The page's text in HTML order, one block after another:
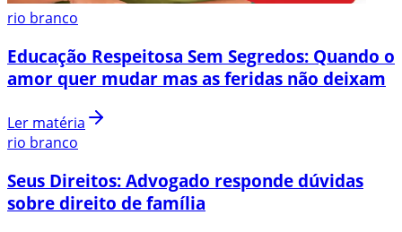
rio branco
Educação Respeitosa Sem Segredos: Quando o
amor quer mudar mas as feridas não deixam
Ler matéria
rio branco
Seus Direitos: Advogado responde dúvidas
sobre direito de família